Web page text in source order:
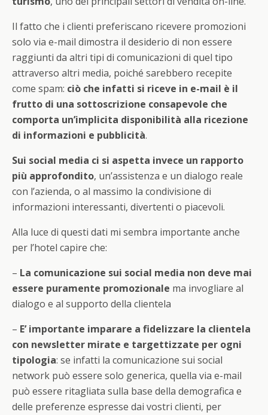
Il fatto che i clienti preferiscano ricevere promozioni
solo via e-mail dimostra il desiderio di non essere
raggiunti da altri tipi di comunicazioni di quel tipo
attraverso altri media, poiché sarebbero recepite
come spam: ciò che infatti si riceve in e-mail è il
frutto di una sottoscrizione consapevole che
comporta un’implicita disponibilità alla ricezione
di informazioni e pubblicità.
Sui social media ci si aspetta invece un rapporto
più approfondito, un’assistenza e un dialogo reale
con l’azienda, o al massimo la condivisione di
informazioni interessanti, divertenti o piacevoli.
Alla luce di questi dati mi sembra importante anche
per l’hotel capire che:
– La comunicazione sui social media non deve mai
essere puramente promozionale ma invogliare al
dialogo e al supporto della clientela
– E’ importante imparare a fidelizzare la clientela
con newsletter mirate e targettizzate per ogni
tipologia: se infatti la comunicazione sui social
network può essere solo generica, quella via e-mail
può essere ritagliata sulla base della demografica e
delle preferenze espresse dai vostri clienti, per